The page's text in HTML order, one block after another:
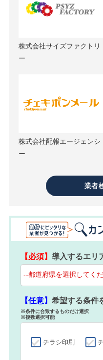
株式会社サイズファクトリ
ー
株式会社配報エージェンシ
ー
業者
【必須】導入するエリ
【任意】希望する条件
※条件に合致するものだけ選択
※複数選択可能
チラシ印刷